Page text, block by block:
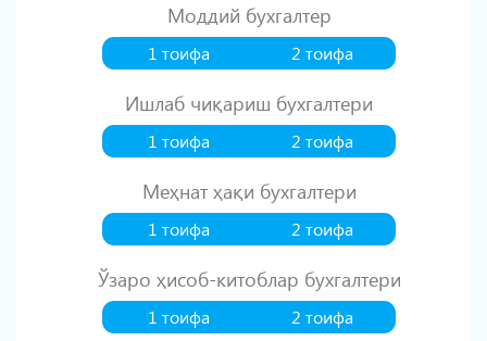
Моддий бухгалтер
1 тоифа 2 тоифа
Ишлаб чиқариш бухгалтери
1 тоифа 2 тоифа
Меҳнат ҳақи бухгалтери
1 тоифа 2 тоифа
Ўзаро ҳисоб-китоблар бухгалтери
1 тоифа 2 тоифа